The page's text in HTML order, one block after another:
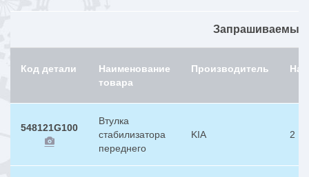
Запрашиваемый
Код детали
Наименование
товара
Производитель
548121G100
Втулка
стабилизатора
переднего
KIA 2